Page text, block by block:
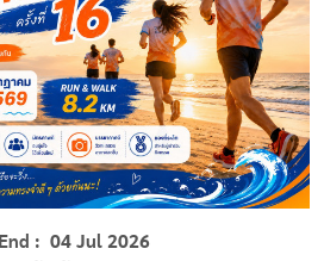
End 04 Jul 2026